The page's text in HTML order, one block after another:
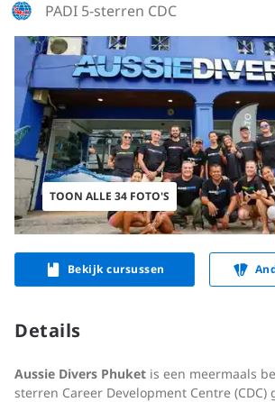
PADI 5-sterren CDC
TOON ALLE 34 FOTO'S
Bekijk cursussen
Details
Aussie Divers Phuket is een meermaals
sterren Career Development Centre (CDC)